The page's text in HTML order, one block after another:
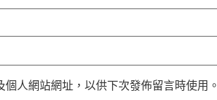
人網站網址，以供下次發佈留言時使用。